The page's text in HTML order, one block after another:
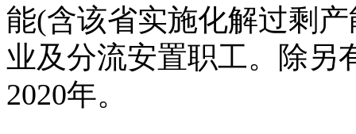
能(含该省实施化解过剩
业及分流安置职工。除另
2020年。